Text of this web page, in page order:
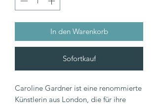
In den Warenkorb
Sofortkauf
Caroline Gardner ist eine renommierte
Künstlerin aus London, die für ihre